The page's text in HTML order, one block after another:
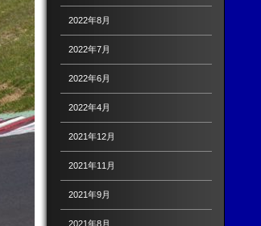
2022年8月
2022年7月
2022年6月
2022年4月
2021年12月
2021年11月
2021年9月
2021年8月